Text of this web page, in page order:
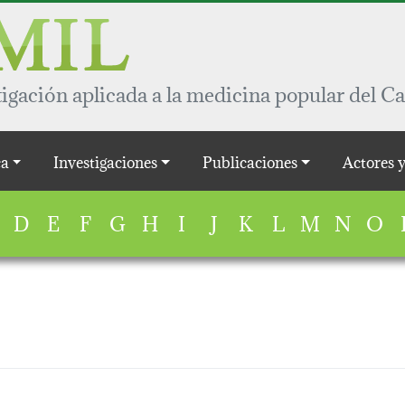
aplicada a la medicina popular del
Investigaciones Publicaciones Actores
D E F G H I J K L M N O